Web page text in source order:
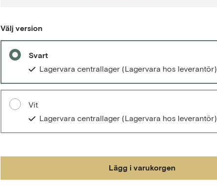
Välj version
Svart
Lagervara centrallager (Lagervara hos leverantör)
Vit
Lagervara centrallager (Lagervara hos leverantör)
Lägg i varukorgen